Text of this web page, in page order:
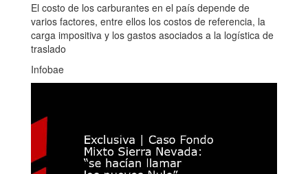
El costo de los carburantes en el país depende de
varios factores, entre ellos los costos de referencia, la
carga impositiva y los gastos asociados a la logística de
traslado
Infobae